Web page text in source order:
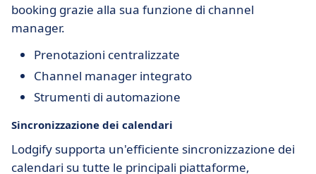
booking grazie alla sua funzione di channel
manager.
Prenotazioni centralizzate
Channel manager integrato
Strumenti di automazione
Sincronizzazione dei calendari
Lodgify supporta un'efficiente sincronizzazione dei
calendari su tutte le principali piattaforme,